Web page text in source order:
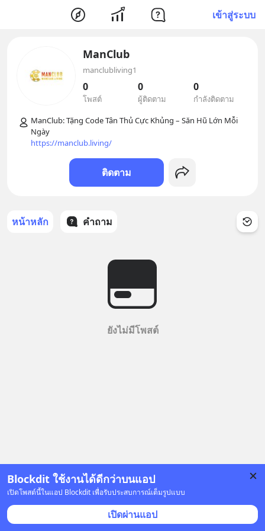
เข้าสู่ระบบ
Blockdit ใช้งานได้ดีกว่าบนแอป
เปิดโพสต์นี้ในแอป Blockdit เพื่อรับประสบการณ์เต็มรูปแบบ
เปิดผ่านแอป
ManClub
manclubliving1
0
โพสต์
0
ผู้ติดตาม
0
กำลังติดตาม
ManClub: Tặng Code Tân Thủ Cực Khủng – Săn Hũ Lớn Mỗi
https://manclub.living/
ติดตาม
หน้าหลัก คำถาม
ยังไม่มีโพสต์